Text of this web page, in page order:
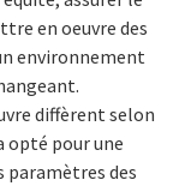
en oeuvre des
environnement
diffèrent selon
opté pour une
des